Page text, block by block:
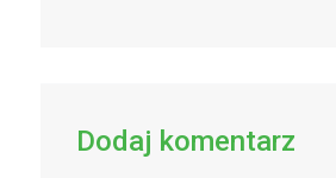
Dodaj komentarz